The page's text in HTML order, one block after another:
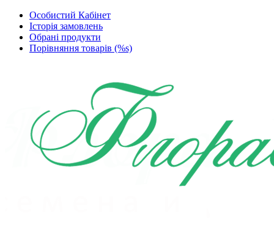
Особистий Кабінет
Історія замовлень
Обрані продукти
Порівняння товарів (%s)